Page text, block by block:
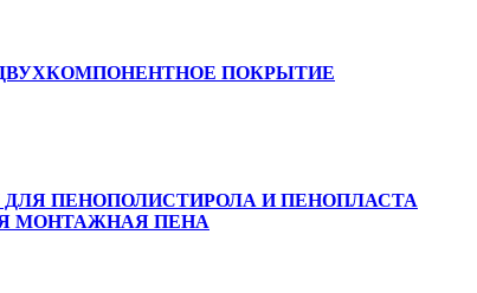
ДВУХКОМПОНЕНТНОЕ ПОКРЫТИЕ
ДЛЯ ПЕНОПОЛИСТИРОЛА И ПЕНОПЛАСТА
МОНТАЖНАЯ ПЕНА